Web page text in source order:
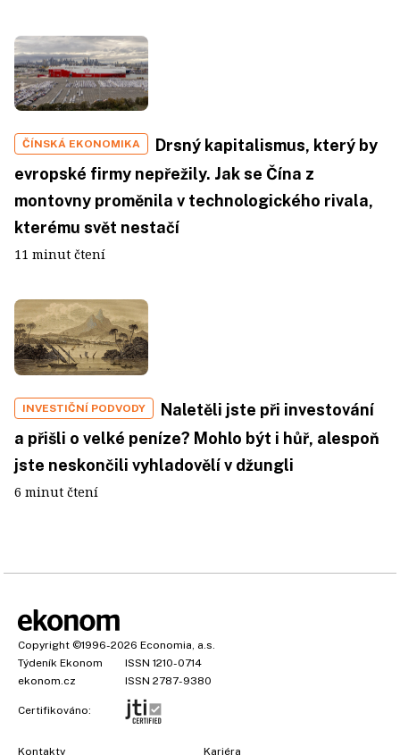
ČÍNSKÁ EKONOMIKA
Drsný kapitalismus, který by
evropské firmy nepřežily. Jak se Čína z
montovny proměnila v technologického rivala,
kterému svět nestačí
11 minut čtení
INVESTIČNÍ PODVODY
Naletěli jste při investování
a přišli o velké peníze? Mohlo být i hůř, alespoň
jste neskončili vyhladovělí v džungli
6 minut čtení
Copyright ©1996-2026 Economia, a.s.
Týdeník Ekonom
ISSN 1210-0714
ekonom.cz
ISSN 2787-9380
Certifikováno:
Kontakty Kariéra